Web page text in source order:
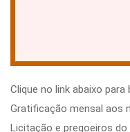
Clique no link abaixo
Gratificação mensal aos
Licitação e pregoeiros do